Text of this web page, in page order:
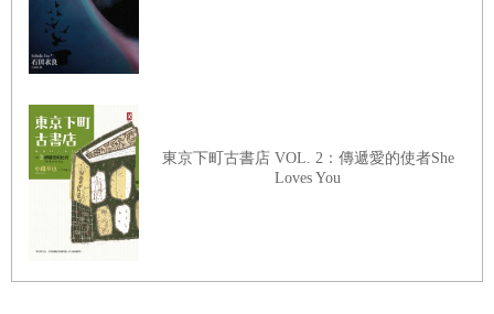
早起，只是沒有再去晨跑了。自從我死後，楊柯不僅中斷了
晨跑的習慣，連鬍子也懶得刮了，雖然樣子看起來像老了十
穿上擦得發亮的皮鞋，我很想上前打招呼，奈何怎麼努力都
沒用，他就是聽不到，也看不見。
在楊柯繫鞋帶時，我就想，我怎麼像個跟蹤狂，成天跟
在他身邊。如果我有良心，至少應該回家看看父母才對。要
東京下町古書店 VOL. 2：傳遞愛的使者She
Loves You